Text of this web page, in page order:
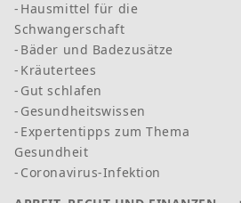
Hausmittel für die
Schwangerschaft
Bäder und Badezusätze
Kräutertees
Gut schlafen
Gesundheitswissen
Expertentipps zum Thema
Gesundheit
Coronavirus-Infektion